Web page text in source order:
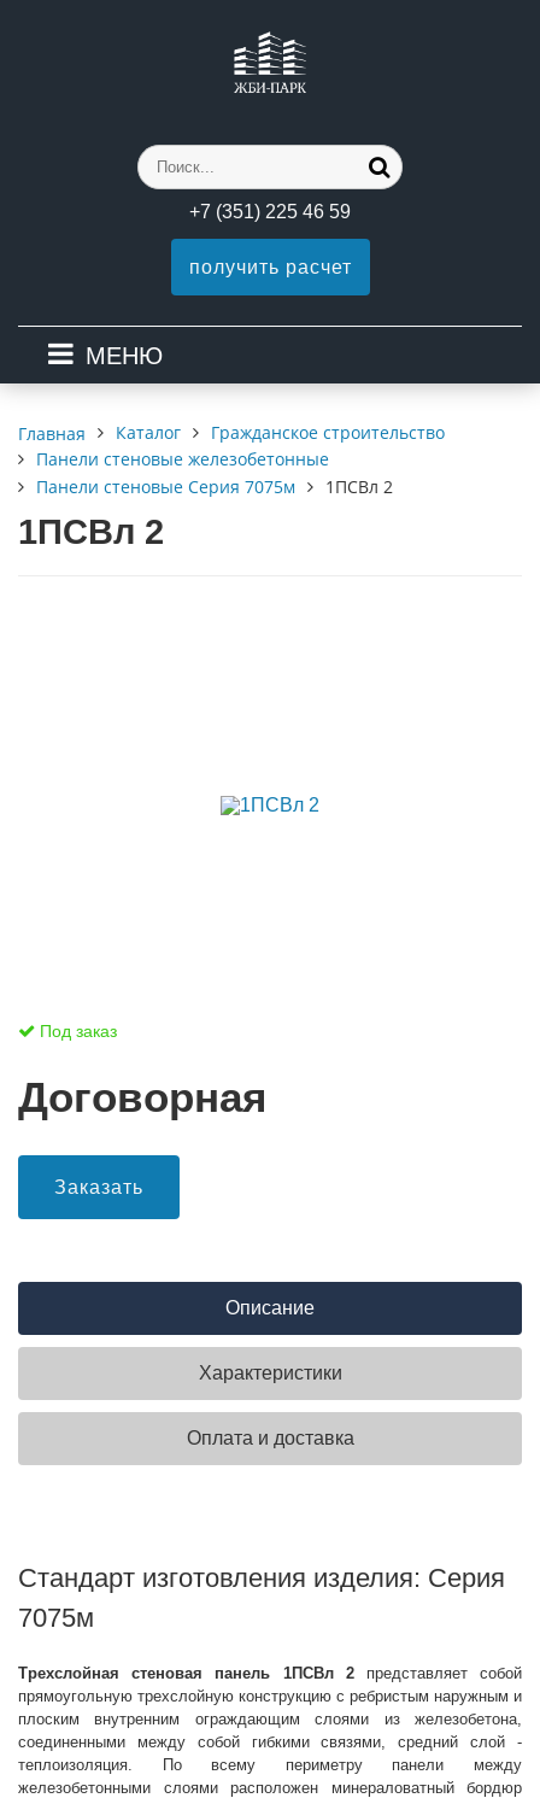
+7 (351) 225 46 59
получить расчет
МЕНЮ
Главная Каталог
Гражданское строительство
Панели стеновые железобетонные
Панели стеновые Серия 7075м
1ПСВл 2
1ПСВл 2
Под заказ
Договорная
Заказать
Описание
Характеристики
Оплата и доставка
Стандарт изготовления изделия: Серия
7075м
Трехслойная стеновая панель 1ПСВл 2
представляет собой
прямоугольную трехслойную конструкцию с ребристым наружным и
плоским внутренним ограждающим слоями из железобетона,
соединенными между собой гибкими связями, средний слой -
теплоизоляция. По всему периметру панели между
железобетонными слоями расположен минераловатный бордюр